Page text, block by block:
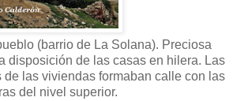
(barrio de La Solana). Preciosa
disposición de las casas en hilera. Las
de las viviendas formaban calle con las
del nivel superior.